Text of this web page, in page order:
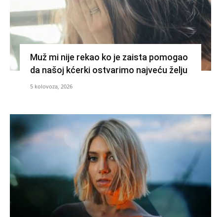
Muž mi nije rekao ko je zaista pomogao
da našoj kćerki ostvarimo najveću želju
5 kolovoza, 2026